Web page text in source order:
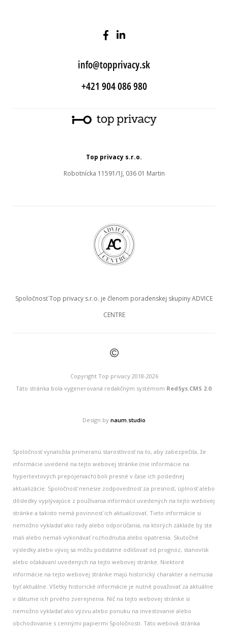
info@topprivacy.sk
+421 904 086 980
Top privacy s.r.o.
Robotnícka 11591/1J, 036 01 Martin
Spoločnosť Top privacy s.r.o. je členom poradenskej skupiny ADVICE
CENTRE
©
Copyright Top privacy 2018-2026
Táto stránka bola vygenerovaná redakčným systémom RedSys.CMS 2.0.
Design by naum.studio
Spoločnosť vynaložila primeranú starostlivosť na to, aby zabezpečila, že
informácie uvedené na tejto webovej stránke (nie informácie na
hypertextových prepojeniach) boli presné v čase ich poslednej
aktualizácie. Spoločnosť nenesie zodpovednosť za presnosť, úplnosť alebo
dôsledky vyplývajúce z používania informácií uvedených na tejto webovej
stránke a takisto nemá povinnosť ich aktualizovať. Tieto informácie si
nemožno vykladať ako rady alebo odporúčania, na ktorých základe by ste
mali alebo nemali vykonávať rozhodnutia alebo opatrenia. Skutočné
výsledky alebo vývoj sa môžu podstatne odlišovať od prognóz, stanovísk
alebo očakávaní uvedených na tejto webovej stránke. Niektoré
informácie na tejto webovej stránke majú historický charakter a nemusia
byť aktuálne. Všetky historické informácie je nutné považovať za aktuálne
v dátume ich prvého zverejnenia. Nič na tejto webovej stránke si
nemožno vykladať ako výzvu alebo ponuku na investovanie alebo
obchodovanie s cennými papiermi Spoločnosti. Táto webová stránka